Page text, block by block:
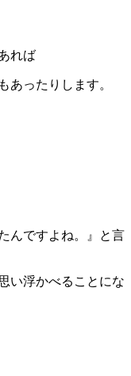
れば
あったりします。
んですよね。』と言
い浮かべることにな